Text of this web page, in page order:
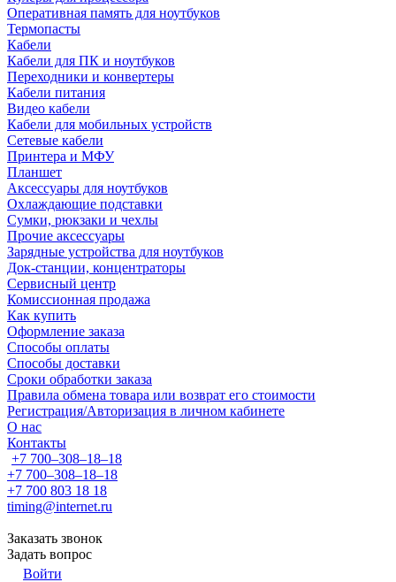
Оперативная память для ноутбуков
Термопасты
Кабели
Кабели для ПК и ноутбуков
Переходники и конвертеры
Кабели питания
Видео кабели
Кабели для мобильных устройств
Сетевые кабели
Принтера и МФУ
Планшет
Аксессуары для ноутбуков
Охлаждающие подставки
Сумки, рюкзаки и чехлы
Прочие аксессуары
Зарядные устройства для ноутбуков
Док-станции, концентраторы
Сервисный центр
Комиссионная продажа
Как купить
Оформление заказа
Способы оплаты
Способы доставки
Сроки обработки заказа
Правила обмена товара или возврат его стоимости
Регистрация/Авторизация в личном кабинете
О нас
Контакты
+7 700‒308‒18‒18
+7 700‒308‒18‒18
+7 700 803 18 18
timing@internet.ru
Заказать звонок
Задать вопрос
Войти